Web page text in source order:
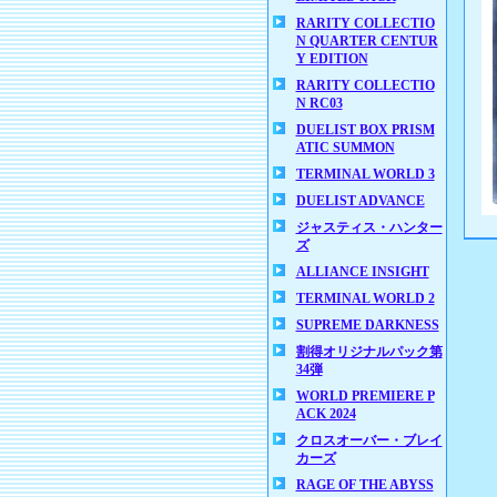
RARITY COLLECTIO
N QUARTER CENTUR
Y EDITION
RARITY COLLECTIO
N RC03
DUELIST BOX PRISM
ATIC SUMMON
TERMINAL WORLD 3
DUELIST ADVANCE
ジャスティス・ハンター
ズ
ALLIANCE INSIGHT
TERMINAL WORLD 2
SUPREME DARKNESS
割得オリジナルパック第
34弾
WORLD PREMIERE P
ACK 2024
クロスオーバー・ブレイ
カーズ
RAGE OF THE ABYSS